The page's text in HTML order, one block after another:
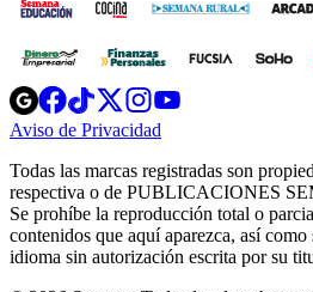
Opens
in
new
Opens
in
new
Opens
in
new
window
Opens
new
windowwindow
Aviso de Privacidad
new
window
Todas las marcas registradas son
respectiva o de PUBLICACIONES
Se prohíbe la reproducción total o
contenidos que aquí aparezca, así
idioma sin autorización escrita por su